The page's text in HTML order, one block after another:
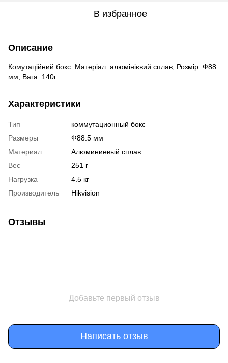
В избранное
Описание
Комутаційний бокс. Матеріал: алюмінієвий сплав; Розмір: Ф88
мм; Вага: 140г.
Характеристики
Тип
коммутационный бокс
Размеры
Ф88.5 мм
Материал
Алюминиевый сплав
Вес
251 г
Нагрузка
4.5 кг
Производитель
Hikvision
Отзывы
Добавьте первый отзыв
Написать отзыв